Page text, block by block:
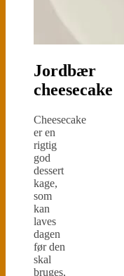
Jordbær
cheesecake
Cheesecake
er en
rigtig
god
dessert
kage,
som
kan
laves
dagen
før den
skal
bruges,